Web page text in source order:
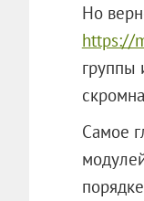
Но
https://
группы
Самое